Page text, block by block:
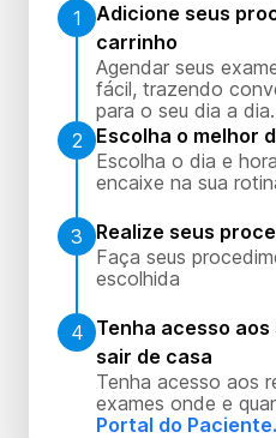
1
Adicione seus
carrinho
Agendar seus
fácil, trazendo
para o seu dia a dia.
2
Escolha o melhor
Escolha o dia e
encaixe na sua
3
Realize seus
Faça seus
escolhida
4 Tenha acesso
sair de casa
Tenha acesso aos
exames onde e
Portal do Paciente.